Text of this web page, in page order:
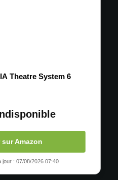
Theatre System 6
sur Amazon
jour : 07/08/2026 07:40